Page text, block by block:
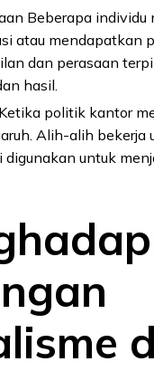
Beberapa
atau mendapatkan
dan perasaan
hasil.
politik kantor
Alih-alih bekerja
untuk